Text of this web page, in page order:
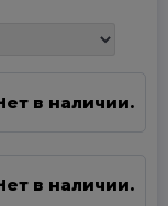
в наличии.
в наличии.